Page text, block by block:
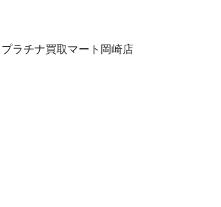
ラチナ買取マート岡崎店